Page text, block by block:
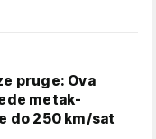
pruge: Ova
metak-
do 250 km/sat